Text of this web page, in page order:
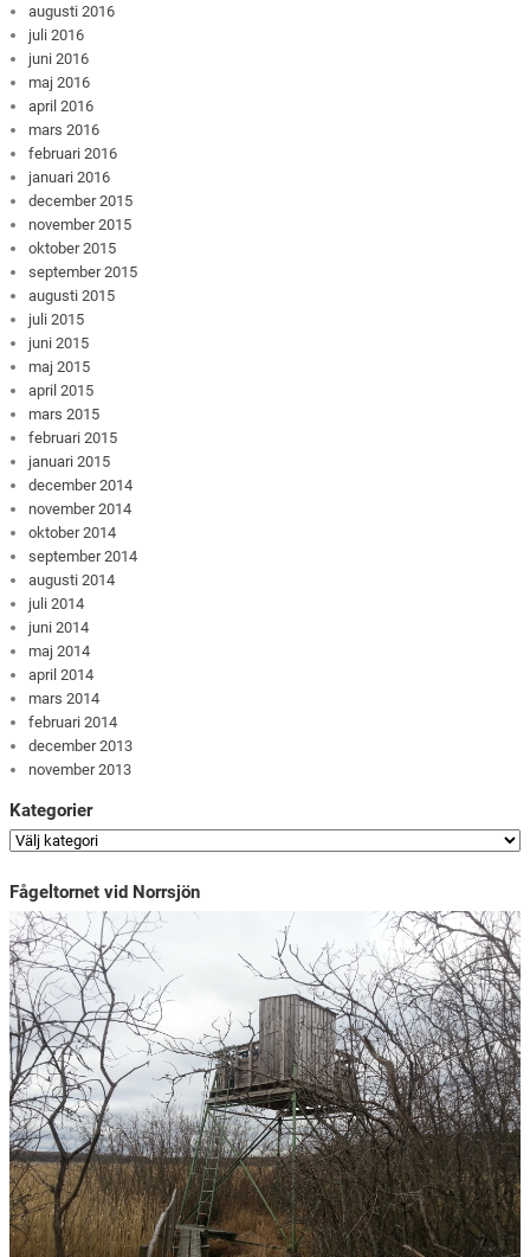
augusti 2016
juli 2016
juni 2016
maj 2016
april 2016
mars 2016
februari 2016
januari 2016
december 2015
november 2015
oktober 2015
september 2015
augusti 2015
juli 2015
juni 2015
maj 2015
april 2015
mars 2015
februari 2015
januari 2015
december 2014
november 2014
oktober 2014
september 2014
augusti 2014
juli 2014
juni 2014
maj 2014
april 2014
mars 2014
februari 2014
december 2013
november 2013
Kategorier
Fågeltornet vid Norrsjön